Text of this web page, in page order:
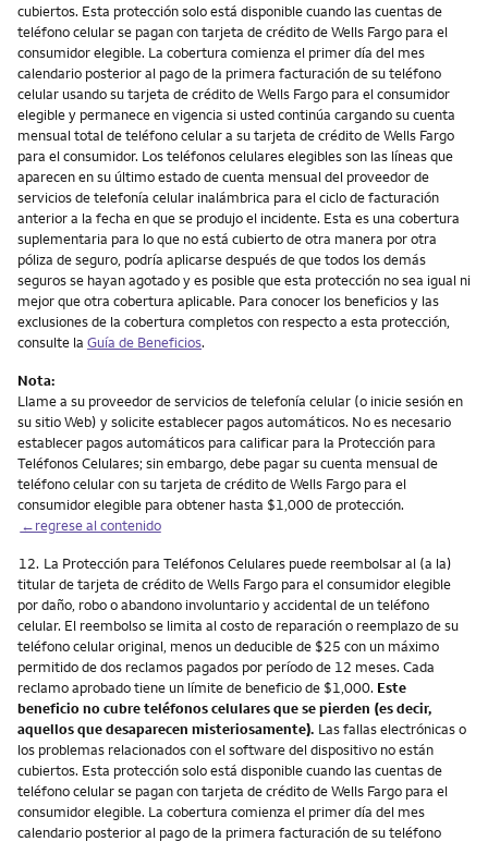
cubiertos. Esta protección solo está disponible cuando las cuentas de
teléfono celular se pagan con tarjeta de crédito de Wells Fargo para el
consumidor elegible. La cobertura comienza el primer día del mes
calendario posterior al pago de la primera facturación de su teléfono
celular usando su tarjeta de crédito de Wells Fargo para el consumidor
elegible y permanece en vigencia si usted continúa cargando su cuenta
mensual total de teléfono celular a su tarjeta de crédito de Wells Fargo
para el consumidor. Los teléfonos celulares elegibles son las líneas que
aparecen en su último estado de cuenta mensual del proveedor de
servicios de telefonía celular inalámbrica para el ciclo de facturación
anterior a la fecha en que se produjo el incidente. Esta es una cobertura
suplementaria para lo que no está cubierto de otra manera por otra
póliza de seguro, podría aplicarse después de que todos los demás
seguros se hayan agotado y es posible que esta protección no sea igual ni
mejor que otra cobertura aplicable. Para conocer los beneficios y las
exclusiones de la cobertura completos con respecto a esta protección,
consulte la Guía de Beneficios.
Nota:
Llame a su proveedor de servicios de telefonía celular (o inicie sesión en
su sitio Web) y solicite establecer pagos automáticos. No es necesario
establecer pagos automáticos para calificar para la Protección para
Teléfonos Celulares; sin embargo, debe pagar su cuenta mensual de
teléfono celular con su tarjeta de crédito de Wells Fargo para el
consumidor elegible para obtener hasta $1,000 de protección.
←regrese al contenido
Nota
12. La Protección para Teléfonos Celulares puede reembolsar al (a la)
titular de tarjeta de crédito de Wells Fargo para el consumidor elegible
por daño, robo o abandono involuntario y accidental de un teléfono
celular. El reembolso se limita al costo de reparación o reemplazo de su
teléfono celular original, menos un deducible de $25 con un máximo
permitido de dos reclamos pagados por período de 12 meses. Cada
reclamo aprobado tiene un límite de beneficio de $1,000. Este
beneficio no cubre teléfonos celulares que se pierden (es decir,
aquellos que desaparecen misteriosamente). Las fallas electrónicas o
los problemas relacionados con el software del dispositivo no están
cubiertos. Esta protección solo está disponible cuando las cuentas de
teléfono celular se pagan con tarjeta de crédito de Wells Fargo para el
consumidor elegible. La cobertura comienza el primer día del mes
calendario posterior al pago de la primera facturación de su teléfono